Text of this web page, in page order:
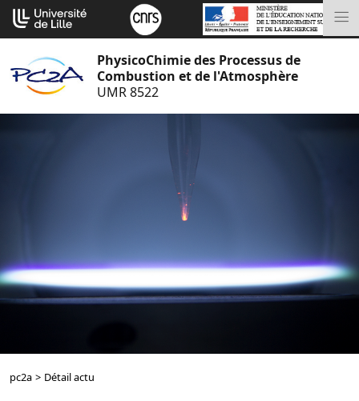
Aller
au
contenu
PhysicoChimie des Processus de
Combustion et de l'Atmosphère
UMR 8522
pc2a > Détail actu
Cookies management panel